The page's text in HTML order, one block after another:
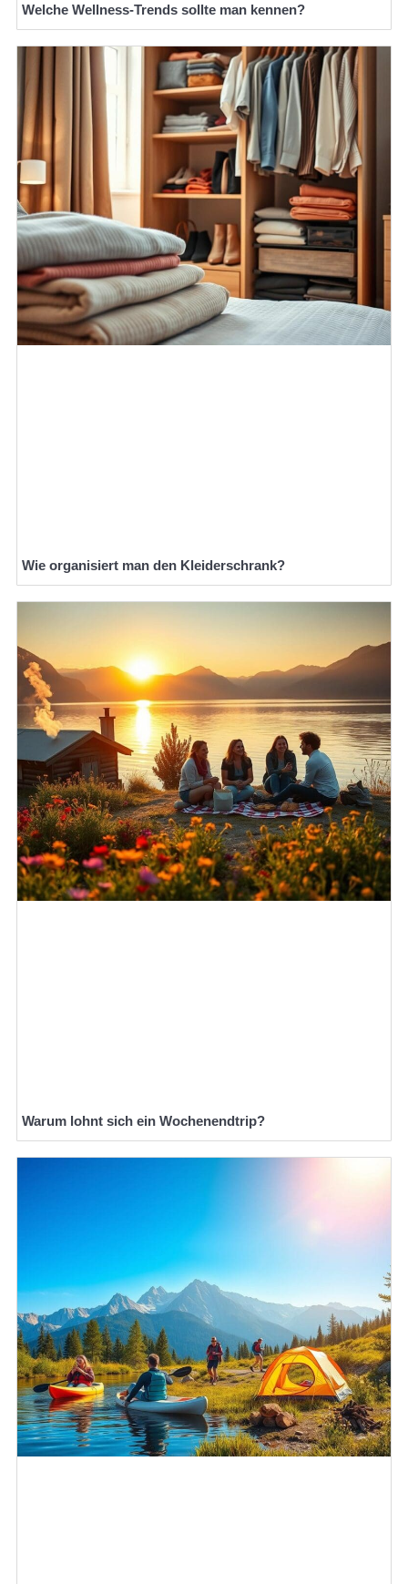
Welche Wellness-Trends sollte man kennen?
Wie organisiert man den Kleiderschrank?
Warum lohnt sich ein Wochenendtrip?